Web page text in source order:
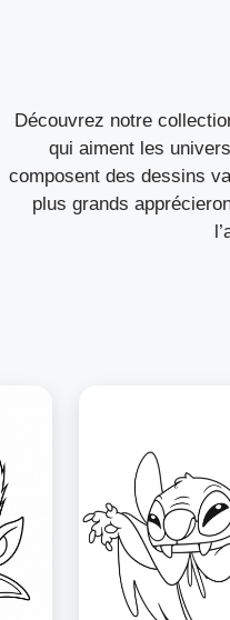
Découvrez notre
qui aiment les
composent des dessins
plus grands